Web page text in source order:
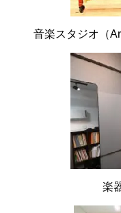
音楽スタジオ（
楽